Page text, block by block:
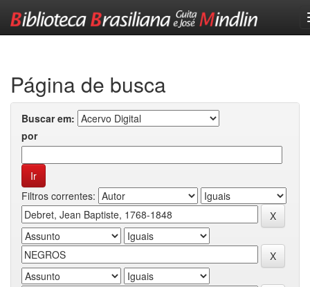
Página de busca
Buscar em:
por
Filtros correntes: